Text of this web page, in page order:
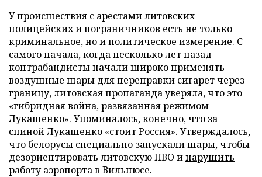
У происшествия с арестами литовских
полицейских и пограничников есть не только
криминальное, но и политическое измерение. С
самого начала, когда несколько лет назад
контрабандисты начали широко применять
воздушные шары для переправки сигарет через
границу, литовская пропаганда уверяла, что это
«гибридная война, развязанная режимом
Лукашенко». Упоминалось, конечно, что за
спиной Лукашенко «стоит Россия». Утверждалось,
что белорусы специально запускали шары, чтобы
дезориентировать литовскую ПВО инарушить
работу аэропорта в Вильнюсе.